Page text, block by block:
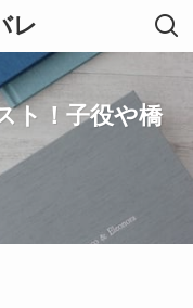
レ
ト！子役や橋